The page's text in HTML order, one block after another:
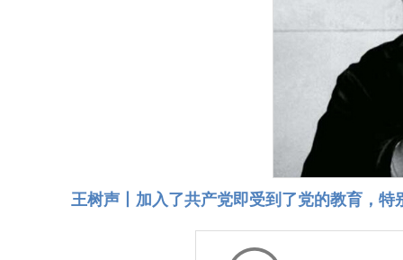
王树声丨加入了共产党即受到了党的教育，特